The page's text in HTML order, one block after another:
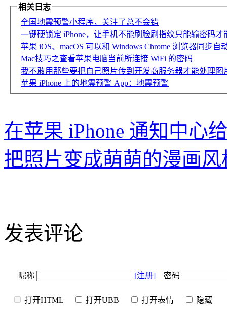
相关日志
全国地震预警小程序，关注了总不会错
一键硬锁定 iPhone，让手机不能刷脸刷指纹只能输密码才
苹果 iOS、macOS 可以和 Windows Chrome 浏览器同步自
Mac技巧之查看苹果电脑当前所连接 WiFi 的密码
我不敢用那些要把自己照片传到开发商服务器才能处理图
苹果 iPhone 上的地震预警 App：地震预警
在苹果 iPhone 通知中心
把照片变成萌萌的漫画
发表评论
昵称 [注册] 密码
打开HTML 打开UBB 打开表情 隐